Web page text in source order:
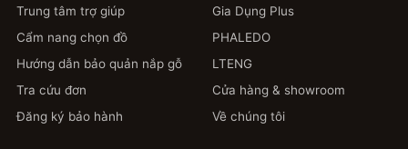
Trung tâm trợ giúp
Cẩm nang chọn đồ
Hướng dẫn bảo quản nắp gỗ
Tra cứu đơn
Đăng ký bảo hành
Gia Dụng Plus
PHALEDO
LTENG
Cửa hàng & showroom
Về chúng tôi